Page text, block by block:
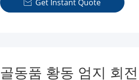
 Get Instant Quote
골동품 황동 엄지 회